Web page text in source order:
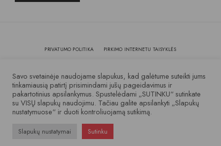
© 2007 – 2025 Visos teisės saugomos
PRIVATUMO POLITIKA
PIRKIMO INTERNETU TAISYKLĖS
Savo svetainėje naudojame slapukus, kad galėtume suteikti jums
tinkamiausią patirtį prisimindami jūsų pageidavimus ir
pakartotinius apsilankymus. Spustelėdami „SUTINKU“ sutinkate
su VISŲ slapukų naudojimu. Tačiau galite apsilankyti „Slapukų
nustatymuose“ ir duoti kontroliuojamą sutikimą.
Slapukų nustatymai Sutinku